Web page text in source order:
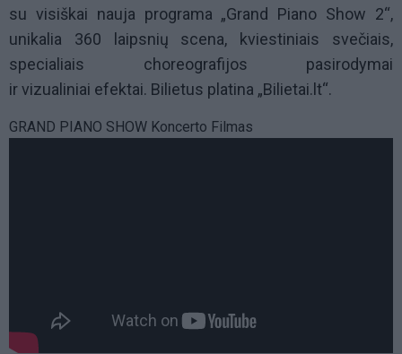
su visiškai nauja programa „Grand Piano Show 2“,
unikalia 360 l aipsnių scena, kviestiniais svečiais,
specialiais choreografijos pasirodymai
irvizualiniai efektai. Bilietus platina „Bilietai.lt“.
GRAND PIANO SHOW Koncerto Filmas